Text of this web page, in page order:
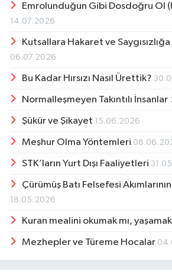
Emrolunduğun Gibi Dosdoğru Ol
14.07.2026
Kutsallara Hakaret ve
06.07.2026
Bu Kadar Hırsızı Nasıl Ürettik?
Normalleşmeyen Takıntılı İnsanlar
Şükür ve Şikayet 15.06.2026
Meşhur Olma Yöntemleri
STK’ların Yurt Dışı Faaliyetleri
Çürümüş Batı Felsefesi
18.05.2026
Kuran mealini okumak mı, yaşamak
Mezhepler ve Türeme Hocalar